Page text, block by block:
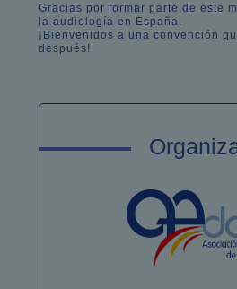
Gracias por formar parte de este
la audiología en España.
¡Bienvenidos a una convención
después!